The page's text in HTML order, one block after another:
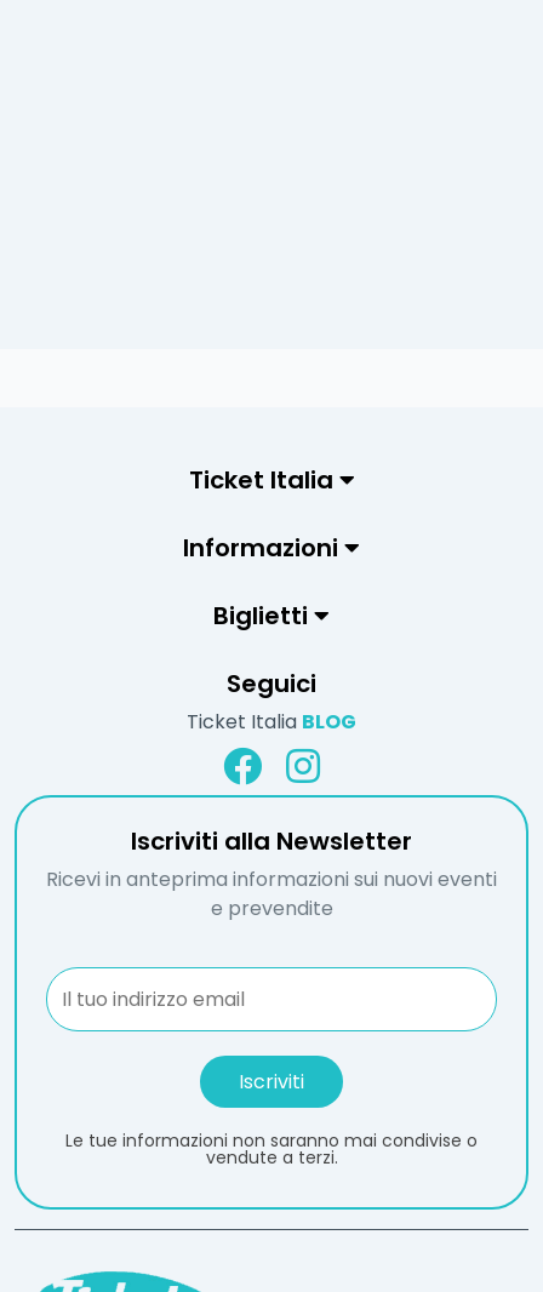
Ticket Italia
Informazioni
Biglietti
Seguici
Ticket Italia BLOG
Iscriviti alla Newsletter
Ricevi in anteprima informazioni sui nuovi eventi
e prevendite
Le tue informazioni non saranno mai condivise o
vendute a terzi.